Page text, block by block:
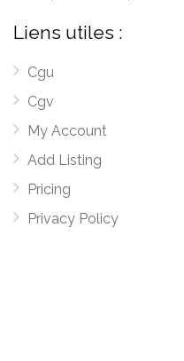
Liens utiles :
Cgu
Cgv
My Account
Add Listing
Pricing
Privacy Policy